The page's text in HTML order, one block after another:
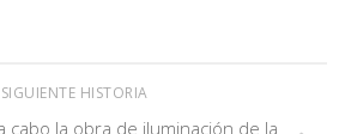
SIGUIENTE HISTORIA
cabo la obra de iluminación de la